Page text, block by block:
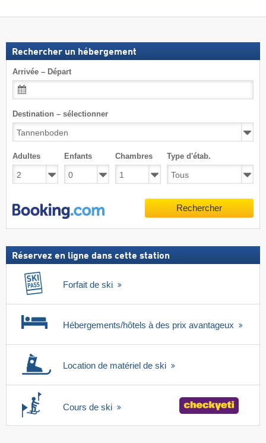
Rechercher un hébergement
Arrivée – Départ
Destination – sélectionner
Adultes Enfants Chambres Type d'étab.
Rechercher
Réservez en ligne dans cette station
Forfait de ski
Hébergements/hôtels à des prix avantageux
Location de matériel de ski
Cours de ski